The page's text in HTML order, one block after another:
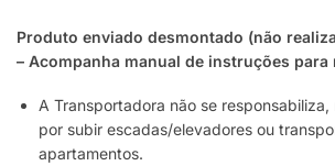
Produto enviado desmontado (não
– Acompanha manual de instruções para
A Transportadora não se
por subir escadas/elevadores ou
apartamentos.